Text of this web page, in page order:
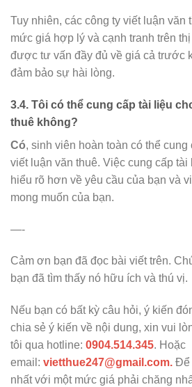
Tuy nhiên, các công ty viết luận văn
mức giá hợp lý và cạnh tranh trên
được tư vấn đầy đủ về giá cả trước
đảm bảo sự hài lòng.
3.4. Tôi có thể cung cấp tài liệu
thuê không?
Có, sinh viên hoàn toàn có thể
viết luận văn thuê. Việc cung cấp
hiểu rõ hơn về yêu cầu của bạn và
mong muốn của bạn.
—-
Cảm ơn bạn đã đọc bài viết trên.
bạn đã tìm thấy nó hữu ích và thú vị.
Nếu bạn có bất kỳ câu hỏi, ý kiến
chia sẻ ý kiến về nội dung, xin vui
tôi qua hotline: 0904.514.345. Hoặc
email: vietthue247@gmail.com. Để
nhất với một mức giá phải chăng